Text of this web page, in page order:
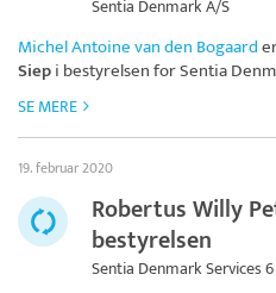
Sentia Denmark A/S
Michel Antoine van den Bogaard
Siepi bestyrelsen forSentia
SE MERE
19. februar 2020
Robertus Willy
bestyrelsen
Sentia Denmark Services